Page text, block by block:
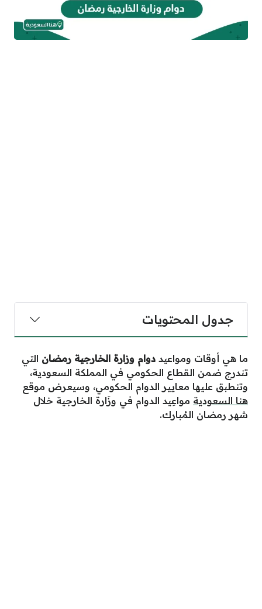
جدول المحتويات
ما هي أوقات ومواعيد دوام وزارة الخارجية رمضان التي
تندرج ضمن القطاع الحكومي في المملكة السعودية،
وتنطبق عليها معايير الدوام الحكومي، وسيعرض موقع
هنا السعودية مواعِيد الدوام في وزَارة الخارجية خلال
شهر رمضان المُبارك.